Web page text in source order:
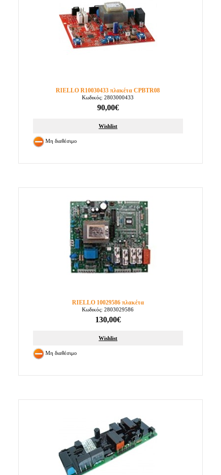
RIELLO R10030433 πλακέτα CPBTR08
Κωδικός: 2803000433
90,00€
Wishlist
Μη διαθέσιμο
RIELLO 10029586 πλακέτα
Κωδικός: 2803029586
130,00€
Wishlist
Μη διαθέσιμο